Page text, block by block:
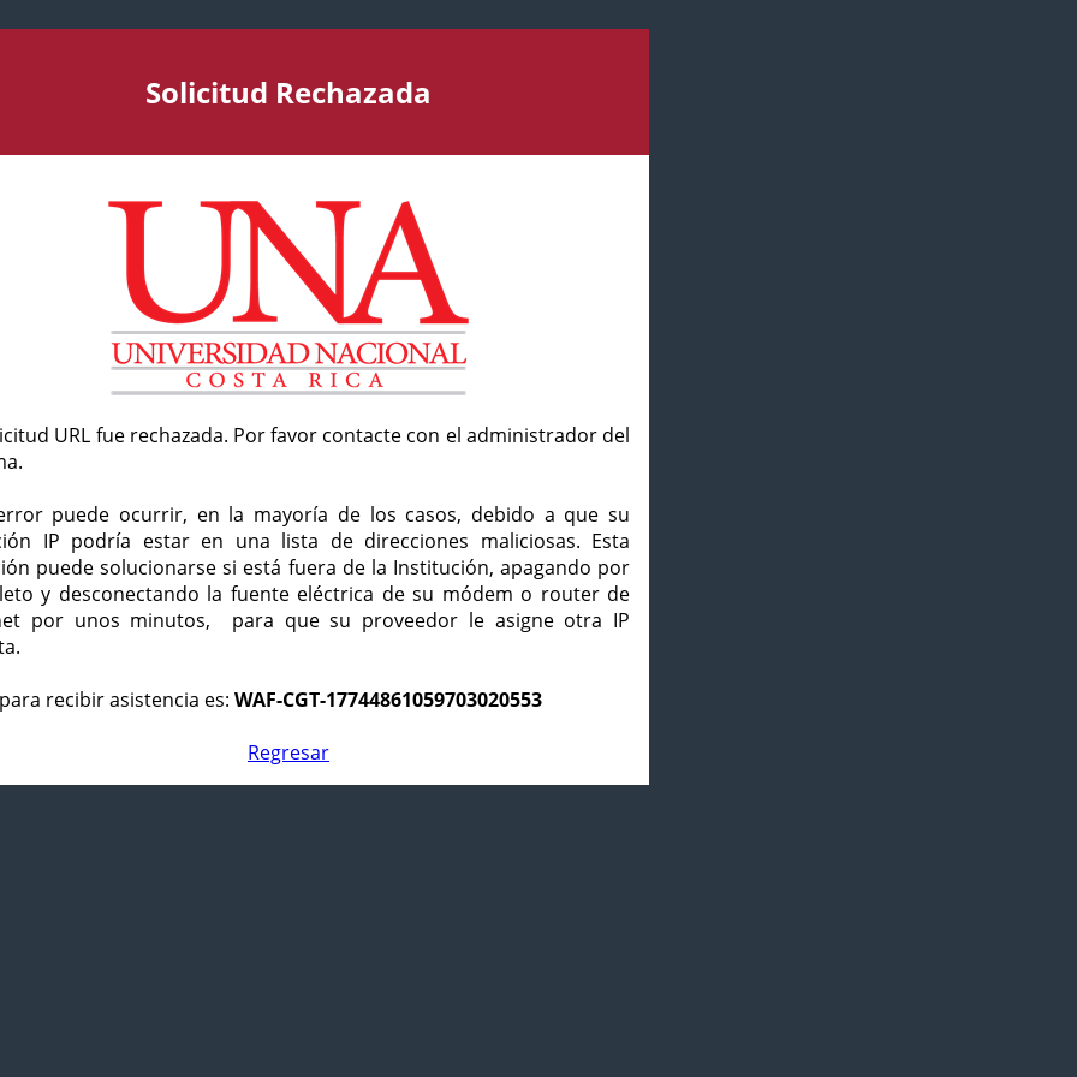
Solicitud Rechazada
URL fue rechazada. Por favor contacte con el administrador del
puede ocurrir, en la mayoría de los casos, debido a que su
IP podría estar en una lista de direcciones maliciosas. Esta
puede solucionarse si está fuera de la Institución, apagando por
y desconectando la fuente eléctrica de su módem o router de
por unos minutos, para que su proveedor le asigne otra IP
recibir asistencia es: WAF-CGT-17744861059703020553
Regresar